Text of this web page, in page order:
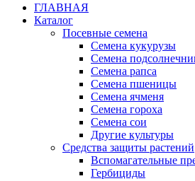
ГЛАВНАЯ
Каталог
Посевные семена
Семена кукурузы
Семена
Семена рапса
Семена пшеницы
Семена ячменя
Семена гороха
Семена сои
Другие культуры
Средства защиты растений
Вспомагательные
Гербициды